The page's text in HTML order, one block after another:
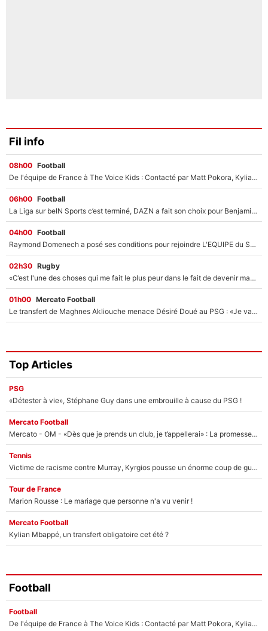
Fil info
08h00 Football
De l'équipe de France à The Voice Kids : Contacté par Matt Pokora, Kylian Mbappé a accepté de jouer un rôle inédit sur TF1 !
06h00 Football
La Liga sur beIN Sports c’est terminé, DAZN a fait son choix pour Benjamin Da Silva et Omar Da Fonseca !
04h00 Football
Raymond Domenech a posé ses conditions pour rejoindre L'EQUIPE du Soir : Il refuse de faire l'émission avec un autre chroniqueur !
02h30 Rugby
«C’est l'une des choses qui me fait le plus peur dans le fait de devenir maman» : En couple avec Antoine Dupont, Iris Mittenaere s'inquiète déjà pour ses futurs enfants !
01h00 Mercato Football
Le transfert de Maghnes Akliouche menace Désiré Doué au PSG : «Je valide à 200%»
Top Articles
PSG
«Détester à vie», Stéphane Guy dans une embrouille à cause du PSG !
Mercato Football
Mercato - OM - «Dès que je prends un club, je t’appellerai» : La promesse de Marcelino au moment de claquer la porte
Tennis
Victime de racisme contre Murray, Kyrgios pousse un énorme coup de gueule !
Tour de France
Marion Rousse : Le mariage que personne n'a vu venir !
Mercato Football
Kylian Mbappé, un transfert obligatoire cet été ?
Football
Football
De l'équipe de France à The Voice Kids : Contacté par Matt Pokora, Kylian Mbappé a accepté de jouer un rôle inédit sur TF1 !